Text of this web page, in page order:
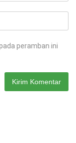
peramban ini